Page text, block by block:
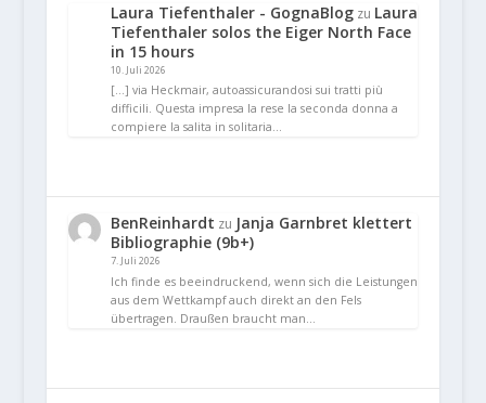
Laura Tiefenthaler - GognaBlogzu Laura
Tiefenthaler solos the Eiger North Face
in 15 hours
10. Juli 2026
[…] via Heckmair, autoassicurandosi sui tratti più
difficili. Questa impresa la rese la seconda donna a
compiere la salita in solitaria…
BenReinhardt zu Janja Garnbret klettert
Bibliographie (9b+)
7. Juli 2026
Ich finde es beeindruckend, wenn sich die Leistungen
aus dem Wettkampf auch direkt an den Fels
übertragen. Draußen braucht man…